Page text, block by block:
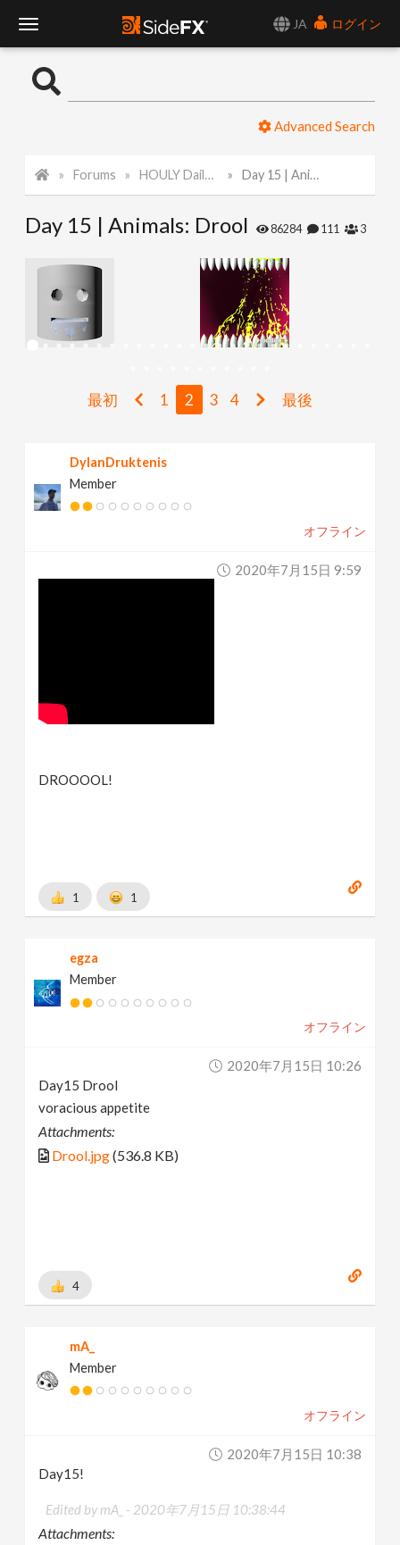
JA
ログイン
o
l
g
Advanced Search
Forums HOULY Daily Challenge Day 15 | Animals: Drool
Day 15 | Animals: Drool 86284 111 3
最初 1 2 3 4 最後
DylanDruktenis
Member
オフライン
2020年7月15日 9:59
DROOOOL!
1 1
egza
Member
オフライン
2020年7月15日 10:26
Day15 Drool
voracious appetite
Attachments:
Drool.jpg(536.8 KB)
4
mA_
Member
オフライン
2020年7月15日 10:38
Day15!
Edited by mA_ - 2020年7月15日 10:38:44
Attachments: